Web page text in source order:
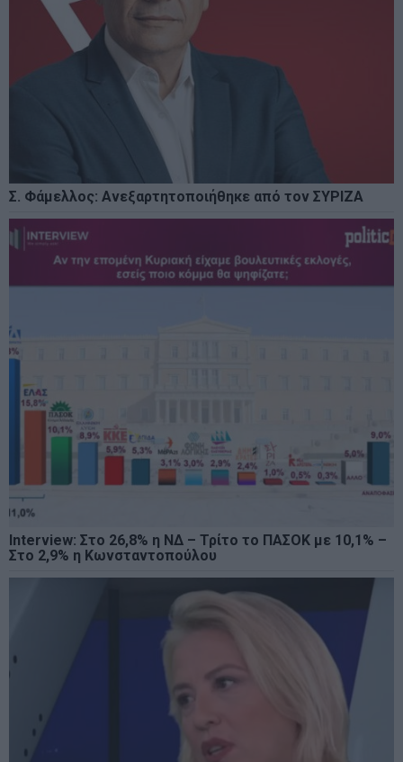
Σ. Φάμελλος: Ανεξαρτητοποιήθηκε από τον ΣΥΡΙΖΑ
Interview: Στο 26,8% η ΝΔ – Τρίτο το ΠΑΣΟΚ με 10,1% –
Στο 2,9% η Κωνσταντοπούλου